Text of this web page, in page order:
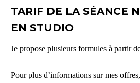
TARIF DE LA SÉANCE
EN STUDIO
Je propose plusieurs formules à partir
Pour plus d’informations sur mes